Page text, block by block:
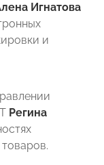
Игнатова
и
Регина